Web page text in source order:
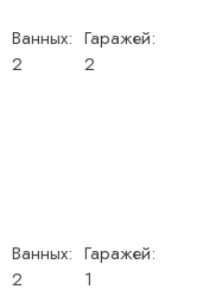
Ванных:
2
Гаражей:
2
Ванных:
2
Гаражей:
1